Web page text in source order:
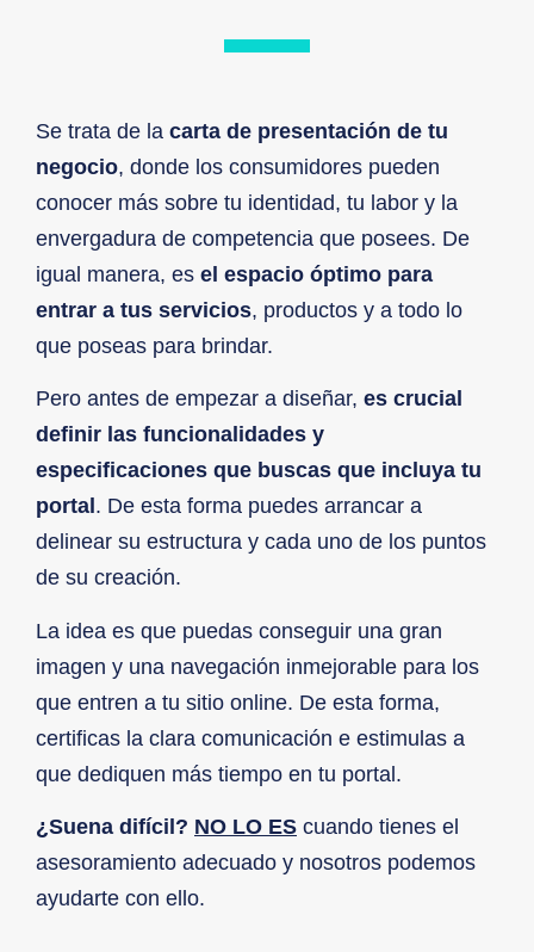
Se trata de la carta de presentación de tu
negocio, donde los consumidores pueden
conocer más sobre tu identidad, tu labor y la
envergadura de competencia que posees. De
igual manera, es el espacio óptimo para
entrar a tus servicios, productos y a todo lo
que poseas para brindar.
Pero antes de empezar a diseñar, es crucial
definir las funcionalidades y
especificaciones que buscas que incluya tu
portal . De esta forma puedes arrancar a
delinear su estructura y cada uno de los puntos
de su creación.
La idea es que puedas conseguir una gran
imagen y una navegación inmejorable para los
que entren a tu sitio online. De esta forma,
certificas la clara comunicación e estimulas a
que dediquen más tiempo en tu portal.
¿Suena difícil? NO LO ES cuando tienes el
asesoramiento adecuado y nosotros podemos
ayudarte con ello.